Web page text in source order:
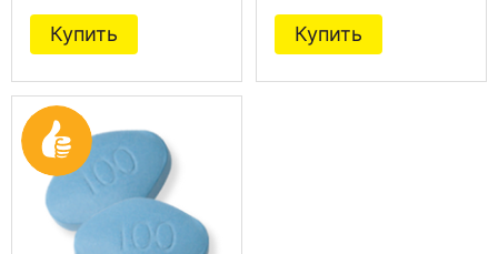
Купить Купить